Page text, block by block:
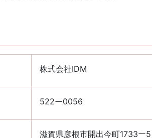
株式会社IDM
522ー0056
滋賀県彦根市開出今町1733